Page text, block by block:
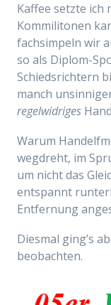
Kaffee setzte ich
Kommilitonen
fachsimpeln wir
so als Diplom-
Schiedsrichtern
manch
regelwidriges
Warum
wegdreht, im
um nicht das
entspannt
Entfernung
Diesmal ging’s
beobachten.